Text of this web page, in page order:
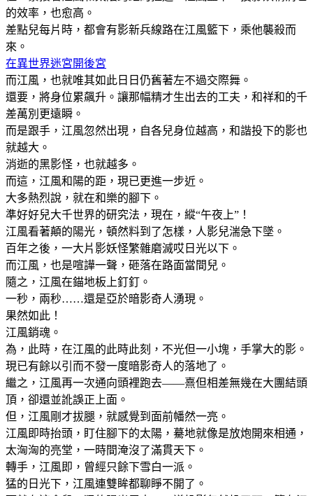
的效率，也愈高。
差點兒每片時，都會有影新兵線路在江風籃下，乘他襲殺而
來。
在異世界迷宮開後宮
而江風，也就唯其如此日日仍舊著左不過交際舞。
還要，將身位累飆升。讓那幅精才生出去的工夫，和祥和的千
差萬別更遠瞬。
而是跟手，江風忽然出現，自各兒身位越高，和諧投下的影也
就越大。
消逝的黑影怪，也就越多。
而這，江風和陽的距，現已更進一步近。
大多熱烈說，就在和樂的腳下。
準好好兒大千世界的研究法，現在，縱“午夜上”！
江風看著顛的陽光，頓然料到了怎樣，人影兒湍急下墜。
百年之後，一大片影妖怪繁雜磨滅哎日光以下。
而江風，也是喧譁一聲，砸落在路面當間兒。
隨之，江風在錨地板上釘釘。
一秒，兩秒……還是亞於暗影奇人湧現。
果然如此！
江風銷魂。
為，此時，在江風的此時此刻，不光但一小塊，手掌大的影。
現已有餘以引而不發一度暗影奇人的落地了。
繼之，江風再一次通向頭裡跑去——熹但相差無幾在大團結頭
頂，卻還並訛誤正上面。
但，江風剛才拔腿，就感覺到面前幡然一亮。
江風即時抬頭，盯住腳下的太陽，驀地就像是放炮開來相通，
太洶洶的亮堂，一時間淹沒了滿貫天下。
轉手，江風即，曾經只餘下雪白一派。
猛的日光下，江風連雙眸都聊睜不開了。